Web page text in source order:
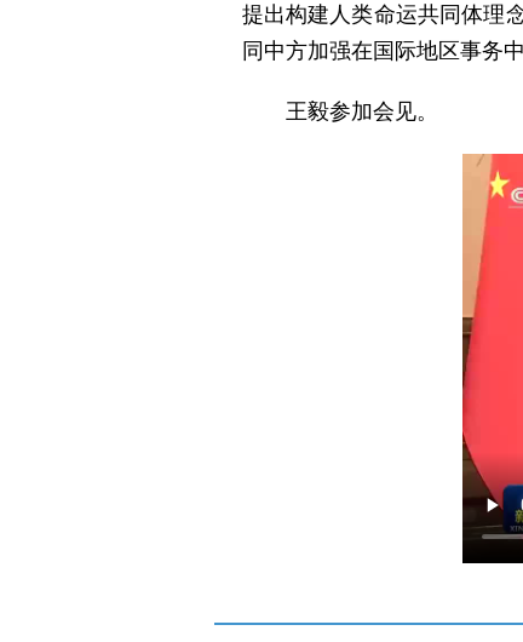
提出构建人类命运共同体理
同中方加强在国际地区事务
王毅参加会见。